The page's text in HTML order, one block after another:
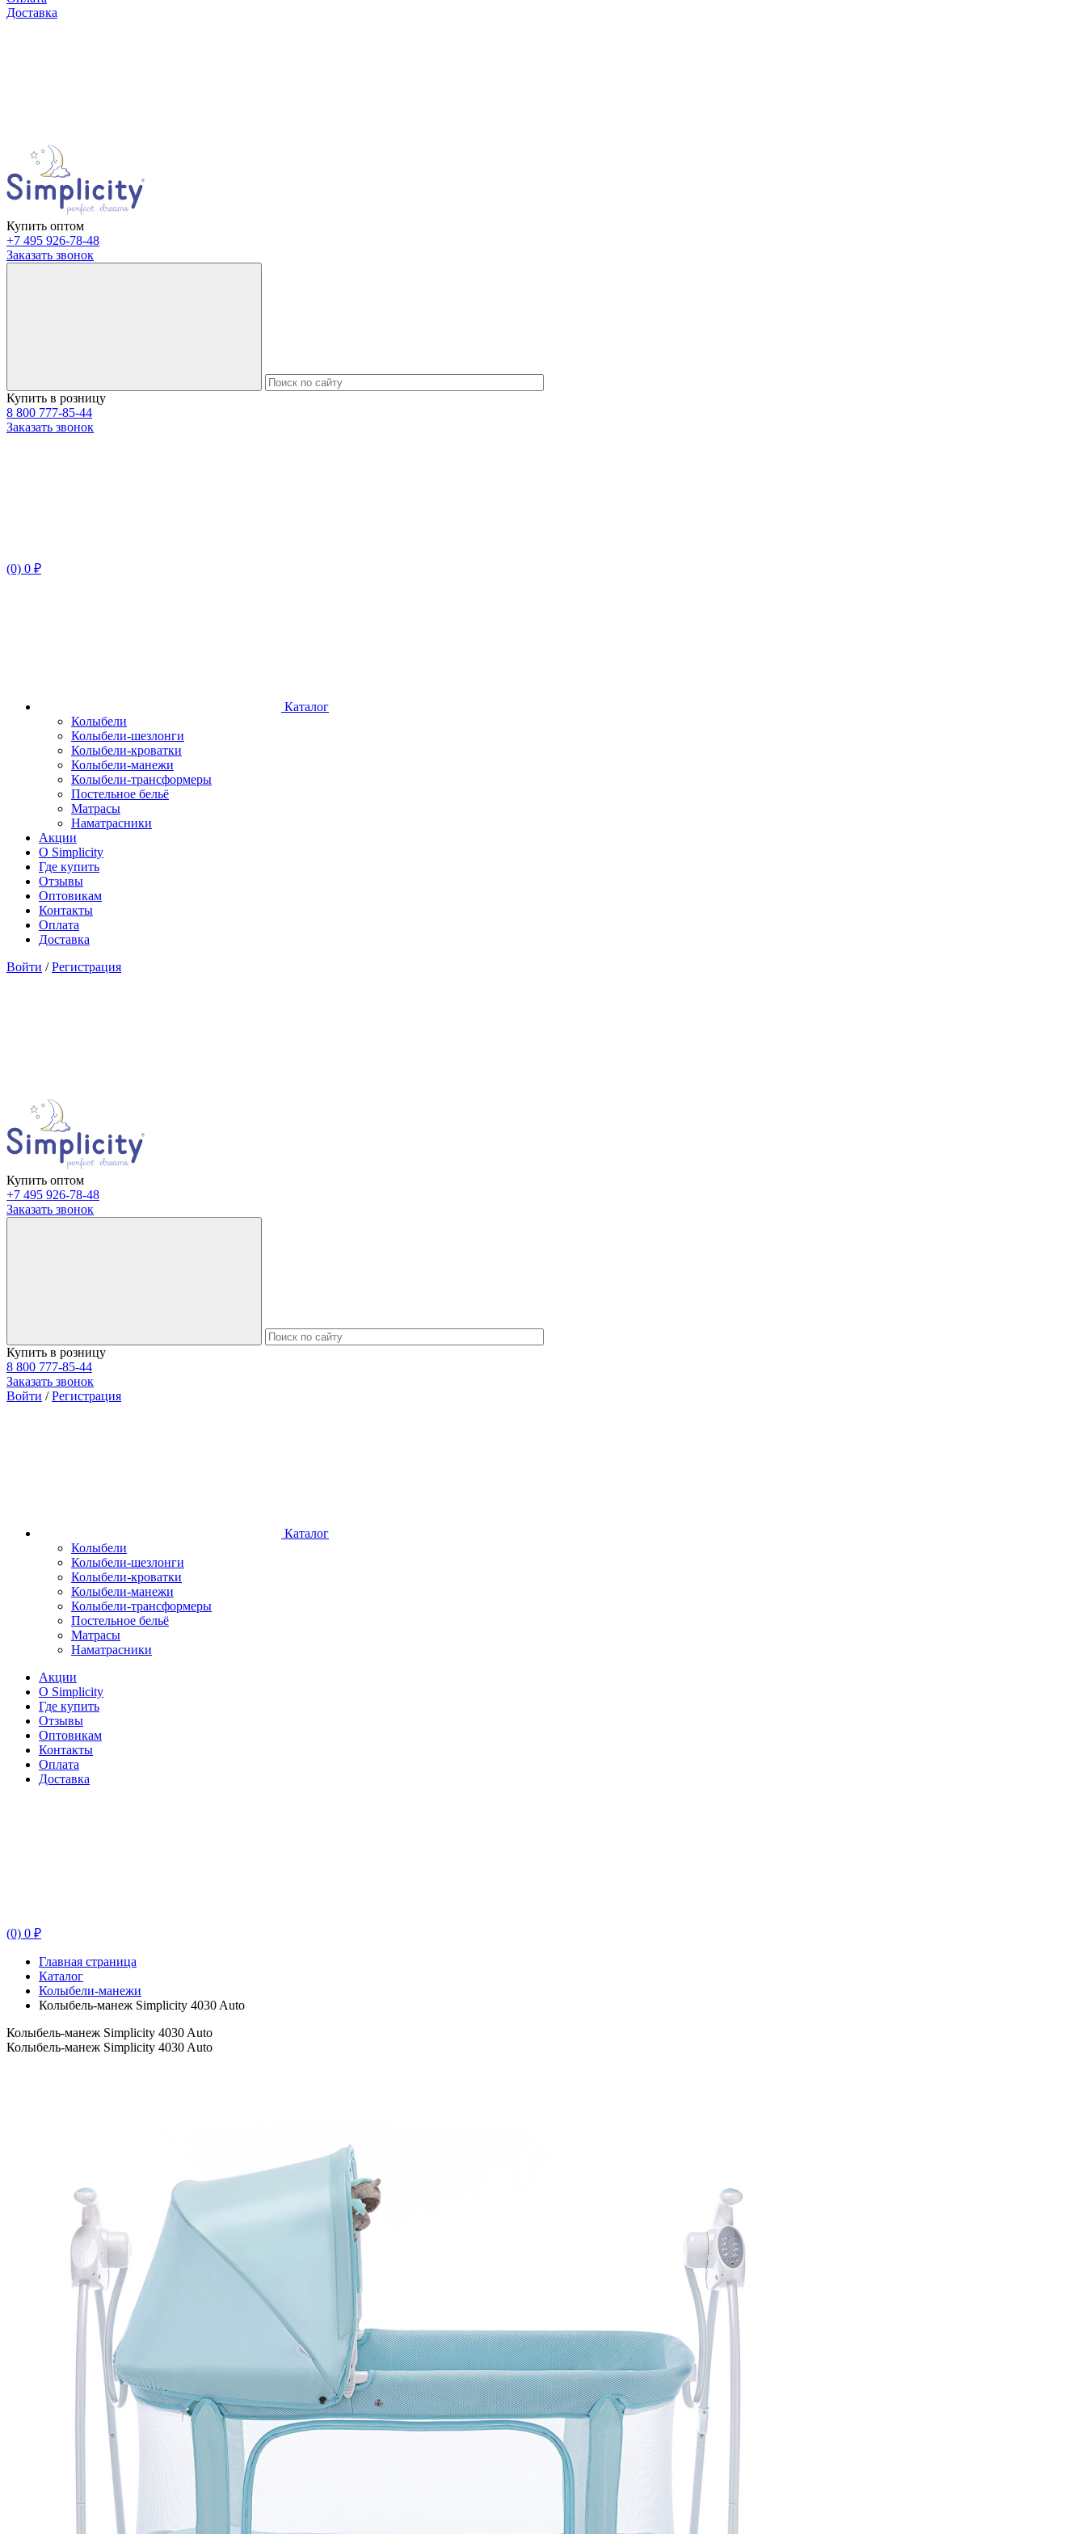
Доставка
Купить оптом
+7 495 926-78-48
Заказать звонок
Купить в розницу
8 800 777-85-44
Заказать звонок
(0) 0 ₽
Каталог
Колыбели
Колыбели-шезлонги
Колыбели-кроватки
Колыбели-манежи
Колыбели-трансформеры
Постельное бельё
Матрасы
Наматрасники
Акции
О Simplicity
Где купить
Отзывы
Оптовикам
Контакты
Оплата
Доставка
Войти /Регистрация
Купить оптом
+7 495 926-78-48
Заказать звонок
Купить в розницу
8 800 777-85-44
Заказать звонок
Войти /Регистрация
Каталог
Колыбели
Колыбели-шезлонги
Колыбели-кроватки
Колыбели-манежи
Колыбели-трансформеры
Постельное бельё
Матрасы
Наматрасники
Акции
О Simplicity
Где купить
Отзывы
Оптовикам
Контакты
Оплата
Доставка
(0) 0 ₽
Главная страница
Каталог
Колыбели-манежи
Колыбель-манеж Simplicity 4030 Auto
Колыбель-манеж Simplicity 4030 Auto
Колыбель-манеж Simplicity 4030 Auto